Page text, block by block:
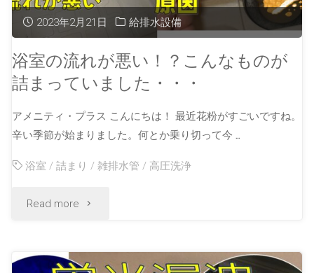
2023年2月21日 給排水設備
浴室の流れが悪い！？こんなものが
詰まっていました・・・
アメニティ・プラス こんにちは！ 最近花粉がすごいですね。
辛い季節が始まりました。何とか乗り切って今 …
浴室 /詰まり /雑排水管 / 高圧洗浄
Read more